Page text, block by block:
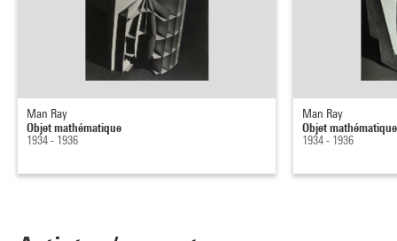
Man Ray
Objet mathématique
1934 - 1936
Man Ray
Objet mathématique
1934 - 1936